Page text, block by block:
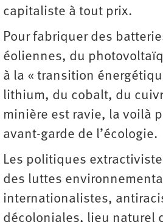
capitaliste à tout prix.
Pour fabriquer des
éoliennes, du
à la « transition
lithium, du cobalt, du
minière est ravie, la voilà
avant-garde de l’écologie.
Les politiques
des luttes
internationalistes,
décoloniales, lieu naturel